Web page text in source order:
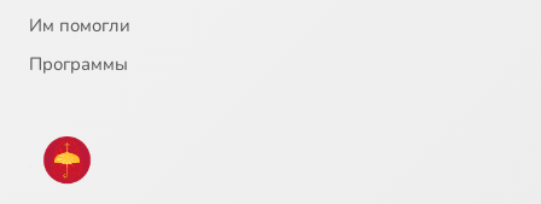
23 Спутник
25
Им помогли
Программы